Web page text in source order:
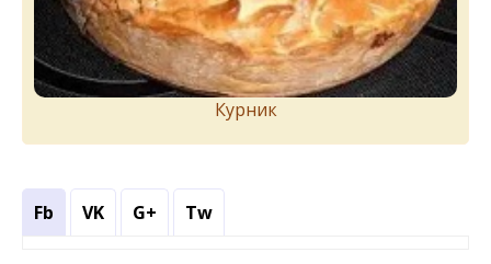
Курник
Fb VK G+ Tw